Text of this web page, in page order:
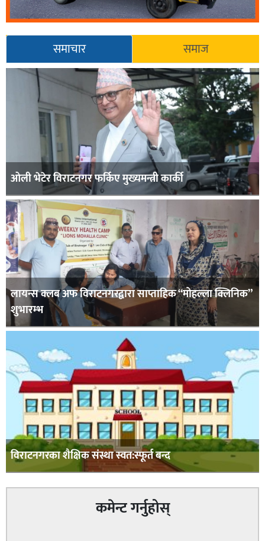
समाचार समाज
ओली भेटेर विराटनगर फर्किए मुख्यमन्त्री कार्की
लायन्स क्लब अफ विराटनगरद्वारा साप्ताहिक “मोहल्ला क्लिनिक”
शुभारम्भ
विराटनगरका शैक्षिक संस्था स्वत:स्फूर्त बन्द
कमेन्ट गर्नुहोस्